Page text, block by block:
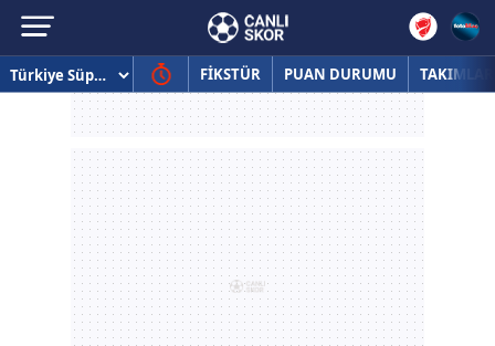
FİKSTÜR PUAN DURUMU TAKIMLAR